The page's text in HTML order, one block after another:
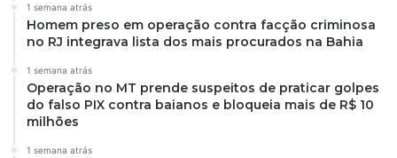
1 semana atrás
Homem preso em operação contra facção criminosa
no RJ integrava lista dos mais procurados na Bahia
1 semana atrás
Operação no MT prende suspeitos de praticar golpes
do falso PIX contra baianos e bloqueia mais de R$ 10
milhões
1 semana atrás